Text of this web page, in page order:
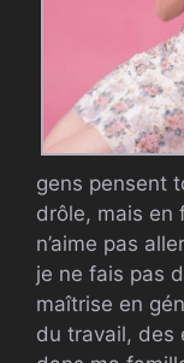
gens pensent
drôle, mais en
n’aime pas
je ne fais pas
maîtrise en
du travail, des